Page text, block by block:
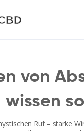
von
wissen
Ruf – starke